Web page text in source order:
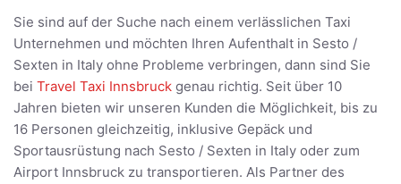
Sie sind auf der Suche nach einem verlässlichen Taxi
Unternehmen und möchten Ihren Aufenthalt in Sesto /
Sexten in Italy ohne Probleme verbringen, dann sind Sie
bei Travel Taxi Innsbruck genau richtig. Seit über 10
Jahren bieten wir unseren Kunden die Möglichkeit, bis zu
16 Personen gleichzeitig, inklusive Gepäck und
Sportausrüstung nach Sesto / Sexten in Italy oder zum
Airport Innsbruck zu transportieren. Als Partner des